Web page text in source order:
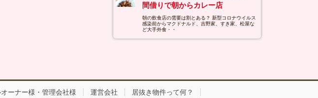
間借りで朝からカレー店
朝の飲食店の需要は割とある？ 新型コロナウイルス
感染前からマクドナルド、吉野家、すき家、松屋な
ど大手外食・・
オーナー様・管理会社様 運営会社 居抜き物件って何？